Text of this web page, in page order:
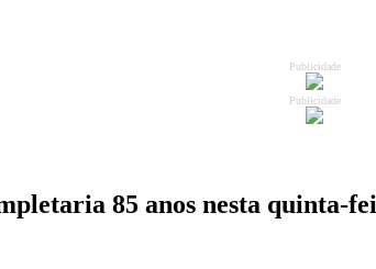
Publicidade
Publicidade
85 anos nesta quinta-